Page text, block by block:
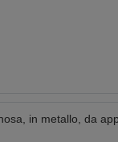
in metallo, da